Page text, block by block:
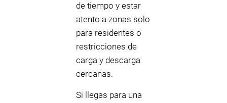
de tiempo y estar
atento a zonas solo
para residentes o
restricciones de
carga y descarga
cercanas.
Si llegas para una